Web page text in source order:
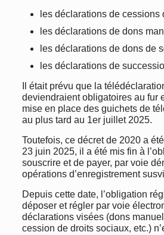
les déclarations de cessions
les déclarations de dons
les déclarations de dons de
les déclarations de
Il était prévu que la
deviendraient obligatoires au fur
mise en place des guichets de
au plus tard au 1er juillet 2025.
Toutefois, ce décret de 2020 a
23 juin 2025, il a été mis fin à
souscrire et de payer, par voie
opérations d’enregistrement
Depuis cette date, l’obligation
déposer et régler par voie
déclarations visées (dons
cession de droits sociaux, etc.)